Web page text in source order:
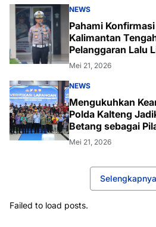
NEWS
Pahami
Kalimantan
Pelanggaran Lalu
Mei 21, 2026
NEWS
Mengukuhkan
Polda Kalteng
Betang sebagai
Mei 21, 2026
Selengkapnya
Failed to load posts.